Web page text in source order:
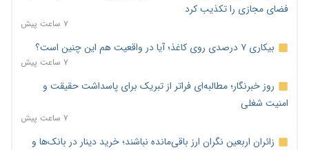
فضای مجازی را تکذیب کرد
۷ ساعت پیش
بیکاری ۷ درصدی روی کاغذ؛ آیا در واقعیت هم این چنین است؟
۷ ساعت پیش
روز خبرنگار؛ مطالبه‌ای فراتر از تبریک برای پاسداشت حقیقت و
امنیت شغلی
۷ ساعت پیش
زائران اربعین نگران ارز باقی‌مانده نباشند؛ خرید دینار در بانک‌ها و